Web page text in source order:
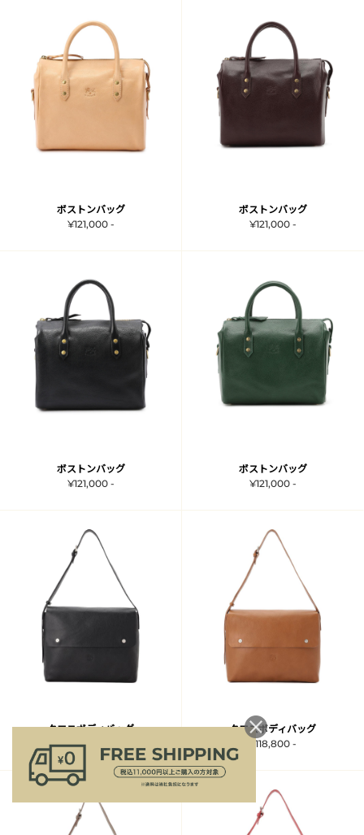
ボストンバッグ
¥121,000 -
ボストンバッグ
¥121,000 -
ボストンバッグ
¥121,000 -
ボストンバッグ
¥121,000 -
クロスボディバッグ
¥118,800 -
クロスボディバッグ
¥118,800 -